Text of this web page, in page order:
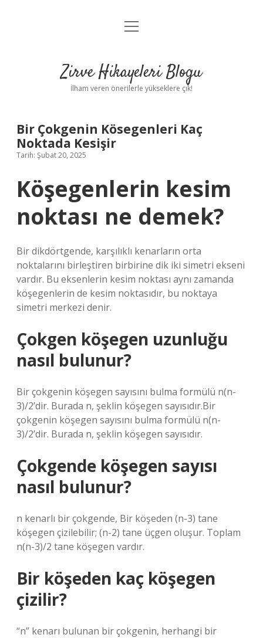
Anasayfa
Yasal Uyarı
menüyü
Zirve Hikayeleri Blogu
İlham veren önerilerle yükseklere çık!
Bir Çokgenin Kösegenleri Kaç
Noktada Kesişir
Tarih: Şubat 20, 2025
Köşegenlerin kesim
noktası ne demek?
Bir dikdörtgende, karşılıklı kenarların orta
noktalarını birleştiren birbirine dik iki simetri ekseni
vardır. Bu eksenlerin kesim noktası aynı zamanda
köşegenlerin de kesim noktasıdır, bu noktaya
simetri merkezi denir.
Çokgen köşegen uzunluğu
nasıl bulunur?
Bir çokgenin köşegen sayısını bulma formülü n(n-
3)/2’dir. Burada n, şeklin köşegen sayısıdır.Bir
çokgenin köşegen sayısını bulma formülü n(n-
3)/2’dir. Burada n, şeklin köşegen sayısıdır.
Çokgende köşegen sayısı
nasıl bulunur?
n kenarlı bir çokgende, Bir köşeden (n-3) tane
köşegen çizilebilir; (n-2) tane üçgen oluşur. Toplam
n(n-3)/2 tane köşegen vardır.
Bir köşeden kaç köşegen
çizilir?
“n” kenarı bulunan bir çokgenin, herhangi bir